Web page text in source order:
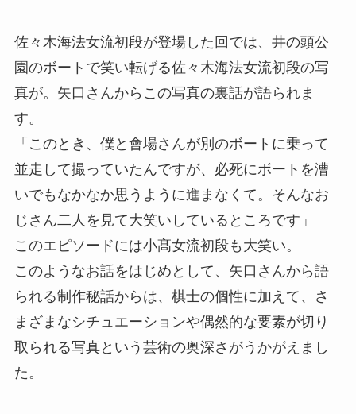
佐々木海法女流初段が登場した回では、井の頭公
園のボートで笑い転げる佐々木海法女流初段の写
真が。矢口さんからこの写真の裏話が語られま
す。
「このとき、僕と會場さんが別のボートに乗って
並走して撮っていたんですが、必死にボートを漕
いでもなかなか思うように進まなくて。そんなお
じさん二人を見て大笑いしているところです」
このエピソードには小髙女流初段も大笑い。
このようなお話をはじめとして、矢口さんから語
られる制作秘話からは、棋士の個性に加えて、さ
まざまなシチュエーションや偶然的な要素が切り
取られる写真という芸術の奥深さがうかがえまし
た。